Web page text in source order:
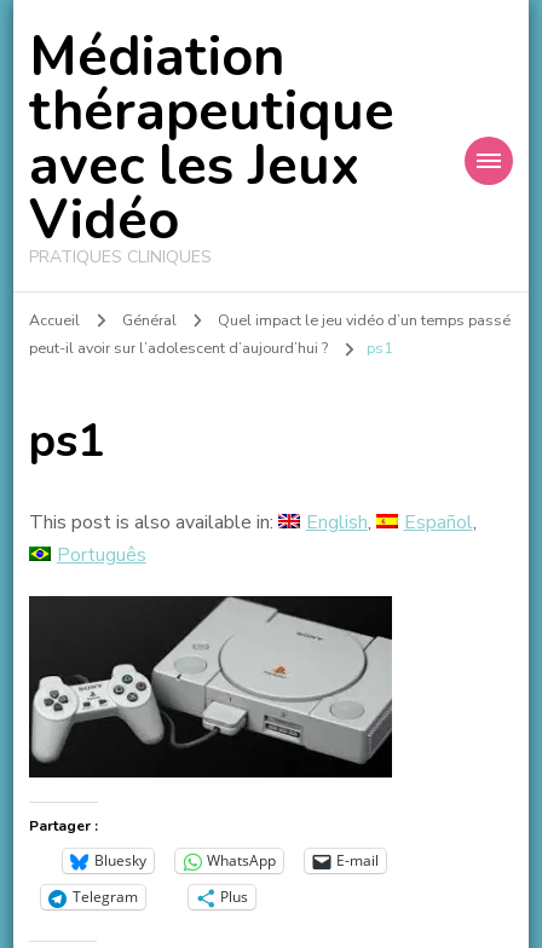
Médiation
thérapeutique
avec les Jeux
Vidéo
PRATIQUES CLINIQUES
Accueil Général
Quel impact le jeu vidéo d’un temps passé
peut-il avoir sur l’adolescent d’aujourd’hui ?
ps1
ps1
This post is also available in: English
Español
Português
Partager :
Bluesky WhatsApp
E-mail
Telegram
Plus